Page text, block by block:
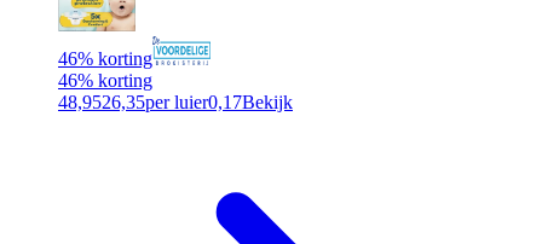
46% korting
46% korting
48,9526,35per luier0,17Bekijk